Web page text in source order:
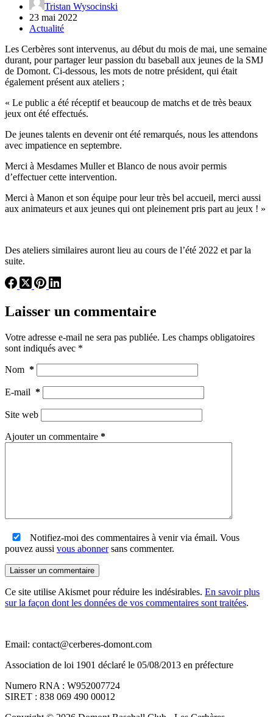
Tristan Wysocinski
23 mai 2022
Actualité
Les Cerbères sont intervenus, au début du mois de mai, une semaine
durant, pour partager leur passion du baseball aux jeunes de la SMJ
de Domont. Ci-dessous, les mots de notre président, qui était
également présent aux ateliers ;
« Le public a été réceptif et beaucoup de matchs et de très beaux
jeux ont été effectués.
De jeunes talents en devenir ont été remarqués, nous les attendons
avec impatience en septembre.
Merci à Mesdames Muller et Blanco de nous avoir permis
d’effectuer cette intervention.
Merci à Manon et son équipe pour leur très bel accueil, merci aussi
aux animateurs et aux jeunes qui ont pleinement pris part au jeux ! »
Des ateliers similaires auront lieu au cours de l’été 2022 et par la
suite.
Laisser un commentaire
Votre adresse e-mail ne sera pas publiée. Les champs obligatoires
sont indiqués avec *
Nom *
E-mail *
Site web
Ajouter un commentaire *
Notifiez-moi des commentaires à venir via émail. Vous
pouvez aussi vous abonnersans commenter.
Laisser un commentaire
Ce site utilise Akismet pour réduire les indésirables. En savoir plus
sur la façon dont les données de vos commentaires sont traitées.
Email: contact@cerberes-domont.com
Association de loi 1901 déclaré le 05/08/2013 en préfecture
Numero RNA : W952007724
SIRET : 838 069 490 00012